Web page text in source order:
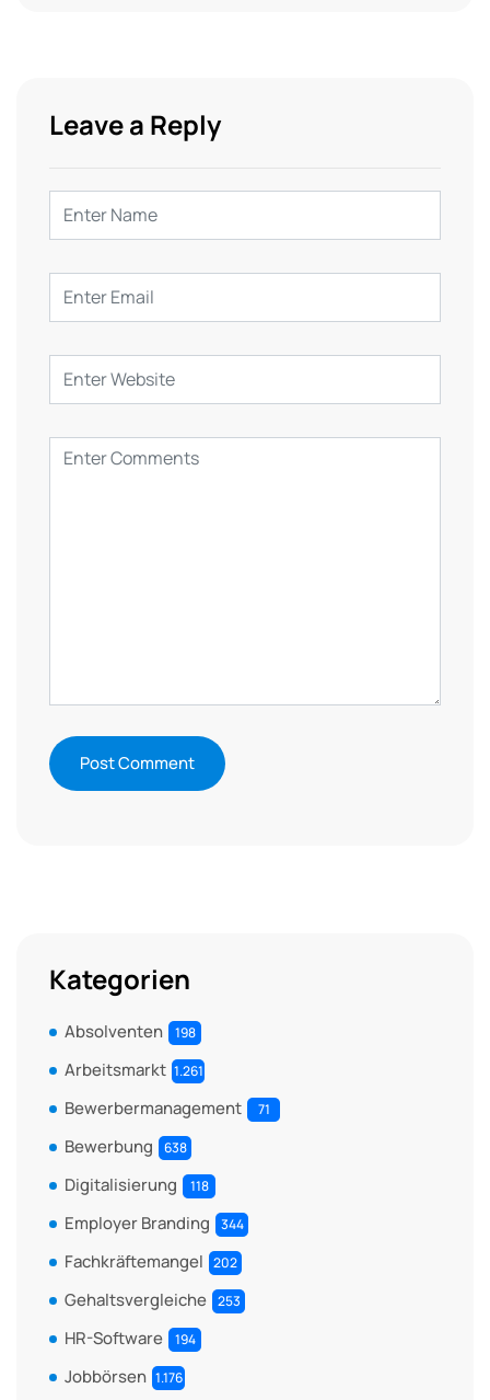
Leave a Reply
Kategorien
Absolventen 198
Arbeitsmarkt 1.261
Bewerbermanagement 71
Bewerbung 638
Digitalisierung 118
Employer Branding 344
Fachkräftemangel 202
Gehaltsvergleiche 253
HR-Software 194
Jobbörsen 1.176